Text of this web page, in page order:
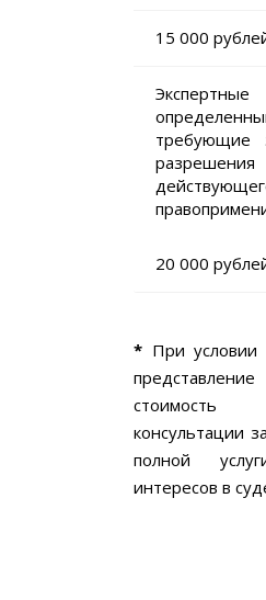
15 000
требующие
20 000
* При условии
консультации
полной
интересов в